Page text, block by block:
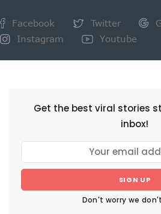
Facebook Twitter
Instagram
Youtube
Get the best viral stories
inbox!
SIGN UP
Don't worry we